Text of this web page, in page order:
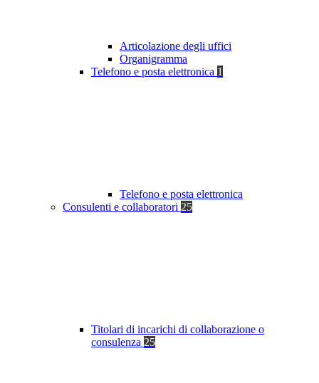
Articolazione degli uffici
Organigramma
Telefono e posta elettronica 1
Telefono e posta elettronica
Consulenti e collaboratori 25
Titolari di incarichi di collaborazione o
consulenza 25